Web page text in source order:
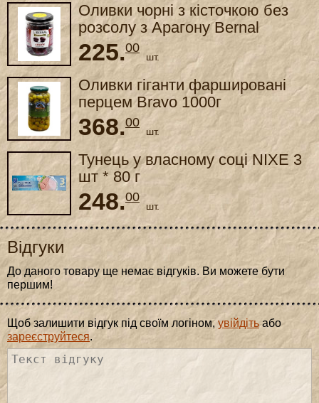
Оливки чорні з кісточкою без
розсолу з Арагону Bernal
Especialidades Aragon, 250 г
225.00
шт.
Оливки гіганти фаршировані
перцем Bravo 1000г
368.00
шт.
Тунець у власному соці NIXE 3
шт * 80 г
248.00
шт.
Відгуки
До даного товару ще немає відгуків. Ви можете бути
першим!
Щоб залишити відгук під своїм логіном,увійдітьабо
зареєструйтеся.